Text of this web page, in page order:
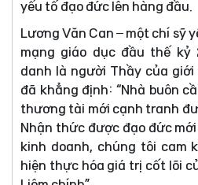
yếu tố đạo đức lên hàng đầu.
Lương Văn Can – một chí sỹ
mạng giáo dục đầu thế kỷ
danh là người Thầy của giới
đã khẳng định: “Nhà buôn
thương tài mới cạnh tranh
Nhận thức được đạo đức
kinh doanh, chúng tôi cam
hiện thực hóa giá trị cốt lõi